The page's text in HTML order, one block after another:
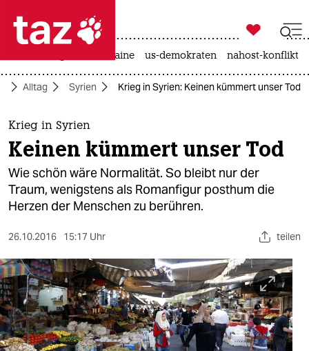
 taz zahl ich
taz zahl ich
themen
politik
öko
sport
berlin
nord

taz zahl ich
krieg in der ukraine us-demokraten nahost-konflikt
Alltag Syrien Krieg in Syrien: Keinen kümmert unser Tod
Krieg in Syrien
Keinen kümmert unser Tod
Wie schön wäre Normalität. So bleibt nur der
Traum, wenigstens als Romanfigur posthum die
Herzen der Menschen zu berühren.
26.10.2016 15:17 Uhr teilen